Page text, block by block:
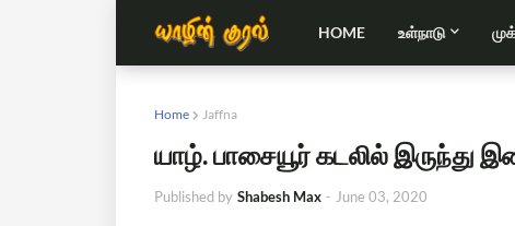
HOME உள்நாடு
Home Jaffna
யாழ். பாசையூர் கடலில் இருந்து
Published by Shabesh Max - June 03, 2020